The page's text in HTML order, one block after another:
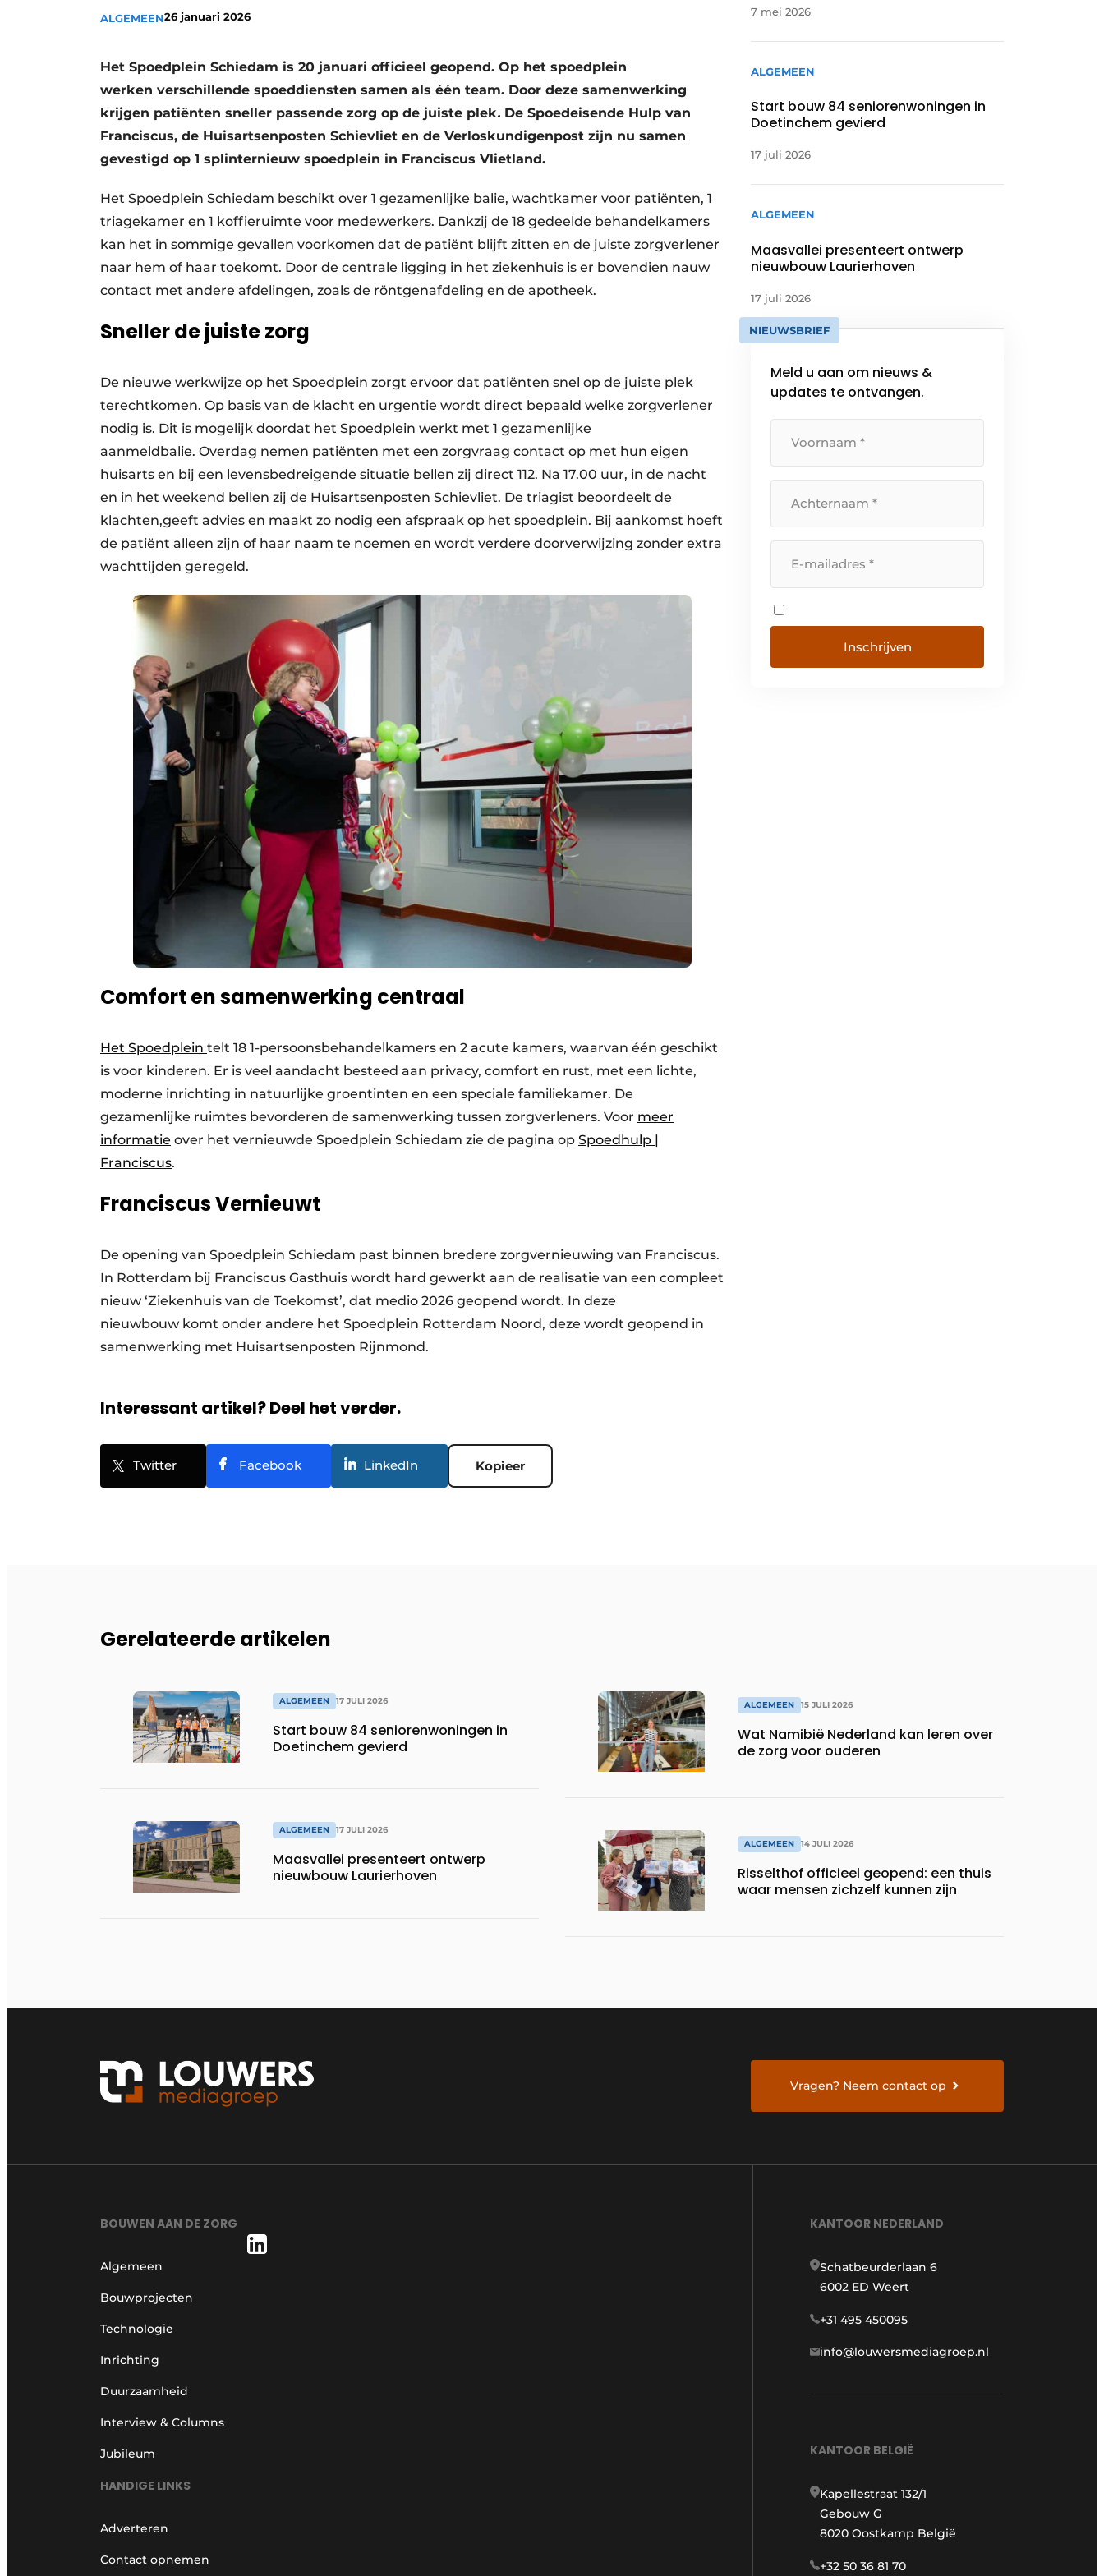
Privacy / Cookie statement
Vacatures
ALGEMEEN26 januari 2026
Het Spoedplein Schiedam is 20 januari officieel geopend. Op het spoedplein
werken verschillende spoeddiensten samen als één team. Door deze samenwerking
krijgen patiënten sneller passende zorg op de juiste plek. De Spoedeisende Hulp van
Franciscus, de Huisartsenposten Schievliet en de Verloskundigenpost zijn nu samen
gevestigd op 1 splinternieuw spoedplein in Franciscus Vlietland.
Het Spoedplein Schiedam beschikt over 1 gezamenlijke balie, wachtkamer voor patiënten, 1
triagekamer en 1 koffieruimte voor medewerkers. Dankzij de 18 gedeelde behandelkamers
kan het in sommige gevallen voorkomen dat de patiënt blijft zitten en de juiste zorgverlener
naar hem of haar toekomt. Door de centrale ligging in het ziekenhuis is er bovendien nauw
contact met andere afdelingen, zoals de röntgenafdeling en de apotheek.
Sneller de juiste zorg
De nieuwe werkwijze op het Spoedplein zorgt ervoor dat patiënten snel op de juiste plek
terechtkomen. Op basis van de klacht en urgentie wordt direct bepaald welke zorgverlener
nodig is. Dit is mogelijk doordat het Spoedplein werkt met 1 gezamenlijke
aanmeldbalie. Overdag nemen patiënten met een zorgvraag contact op met hun eigen
huisarts en bij een levensbedreigende situatie bellen zij direct 112. Na 17.00 uur, in de nacht
en in het weekend bellen zij de Huisartsenposten Schievliet. De triagist beoordeelt de
klachten,geeft advies en maakt zo nodig een afspraak op het spoedplein. Bij aankomst hoeft
de patiënt alleen zijn of haar naam te noemen en wordt verdere doorverwijzing zonder extra
wachttijden geregeld.
Comfort en samenwerking centraal
Het Spoedplein telt 18 1-persoonsbehandelkamers en 2 acute kamers, waarvan één geschikt
is voor kinderen. Er is veel aandacht besteed aan privacy, comfort en rust, met een lichte,
moderne inrichting in natuurlijke groentinten en een speciale familiekamer. De
gezamenlijke ruimtes bevorderen de samenwerking tussen zorgverleners. Voor meer
informatie over het vernieuwde Spoedplein Schiedam zie de pagina op Spoedhulp |
Franciscus.
Franciscus Vernieuwt
De opening van Spoedplein Schiedam past binnen bredere zorgvernieuwing van Franciscus.
In Rotterdam bij Franciscus Gasthuis wordt hard gewerkt aan de realisatie van een compleet
nieuw ‘Ziekenhuis van de Toekomst’, dat medio 2026 geopend wordt. In deze
nieuwbouw komt onder andere het Spoedplein Rotterdam Noord, deze wordt geopend in
samenwerking met Huisartsenposten Rijnmond.
Interessant artikel? Deel het verder.
Twitter Facebook LinkedIn Kopieer
7 mei 2026
ALGEMEEN
Start bouw 84 seniorenwoningen in
Doetinchem gevierd
17 juli 2026
ALGEMEEN
Maasvallei presenteert ontwerp
nieuwbouw Laurierhoven
17 juli 2026
NIEUWSBRIEF
Meld u aan om nieuws &
updates te ontvangen.
Gerelateerde artikelen
ALGEMEEN 17 JULI 2026
Start bouw 84 seniorenwoningen in
Doetinchem gevierd
ALGEMEEN 17 JULI 2026
Maasvallei presenteert ontwerp
nieuwbouw Laurierhoven
ALGEMEEN 15 JULI 2026
Wat Namibië Nederland kan leren over
de zorg voor ouderen
ALGEMEEN 14 JULI 2026
Risselthof officieel geopend: een thuis
waar mensen zichzelf kunnen zijn
Vragen? Neem contact op
BOUWEN AAN DE ZORG
Algemeen
Bouwprojecten
Technologie
Inrichting
Duurzaamheid
Interview & Columns
Jubileum
HANDIGE LINKS
Adverteren
Contact opnemen
KANTOOR NEDERLAND
Schatbeurderlaan 6
6002 ED Weert
+31 495 450095
info@louwersmediagroep.nl
KANTOOR BELGIË
Kapellestraat 132/1
Gebouw G
8020 Oostkamp België
+32 50 36 81 70